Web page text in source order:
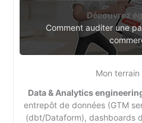
Découvrez
Comment auditer une
Mon terrain
Data & Analytics
entrepôt de données (GTM
(dbt/Dataform), dashboards